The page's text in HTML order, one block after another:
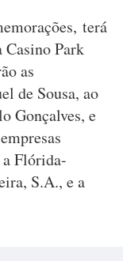
terá
Park
as
de Sousa, ao
Gonçalves, e
a Flórida-
S.A., e a